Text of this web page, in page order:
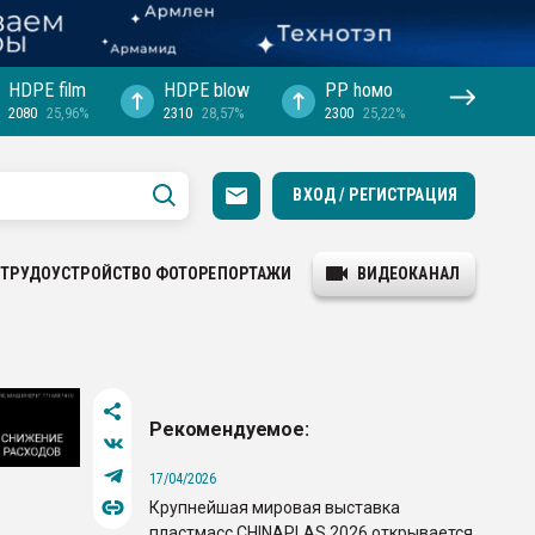
HDPE film
2080 25,96%
HDPE blow
2310 28,57%
PP hомо
2300 25,22%
ВХОД / РЕГИСТРАЦИЯ
ТРУДОУСТРОЙСТВО ФОТОРЕПОРТАЖИ ВИДЕОКАНАЛ
Рекомендуемое:
17/04/2026
Крупнейшая мировая выставка